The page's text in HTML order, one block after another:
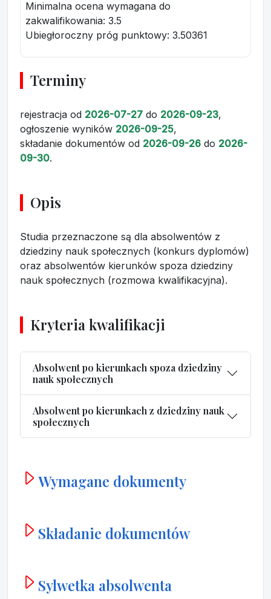
Minimalna ocena wymagana do
zakwalifikowania: 3.5
Ubiegłoroczny próg punktowy: 3.50361
Terminy
rejestracja od 2026-07-27 do 2026-09-23,
ogłoszenie wyników 2026-09-25,
składanie dokumentów od 2026-09-26 do 2026-
09-30.
Opis
Studia przeznaczone są dla absolwentów z
dziedziny nauk społecznych (konkurs dyplomów)
oraz absolwentów kierunków spoza dziedziny
nauk społecznych (rozmowa kwalifikacyjna).
Kryteria kwalifikacji
Absolwent po kierunkach spoza dziedziny
nauk społecznych
Absolwent po kierunkach z dziedziny nauk
społecznych
Wymagane dokumenty
Składanie dokumentów
Sylwetka absolwenta